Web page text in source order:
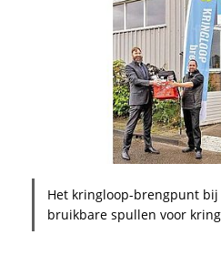
Het kringloop-brengpunt
bruikbare spullen voor